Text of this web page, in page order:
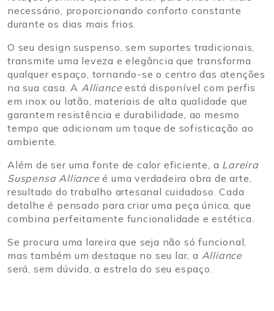
necessário, proporcionando conforto constante
durante os dias mais frios.
O seu design suspenso, sem suportes tradicionais,
transmite uma leveza e elegância que transforma
qualquer espaço, tornando-se o centro das atenções
na sua casa. AAllianceestá disponível com perfis
em inox ou latão, materiais de alta qualidade que
garantem resistência e durabilidade, ao mesmo
tempo que adicionam um toque de sofisticação ao
ambiente.
Além de ser uma fonte de calor eficiente, a Lareira
Suspensa Allianceé uma verdadeira obra de arte,
resultado do trabalho artesanal cuidadoso. Cada
detalhe é pensado para criar uma peça única, que
combina perfeitamente funcionalidade e estética.
Se procura uma lareira que seja não só funcional,
mas também um destaque no seu lar, a Alliance
será, sem dúvida, a estrela do seu espaço.